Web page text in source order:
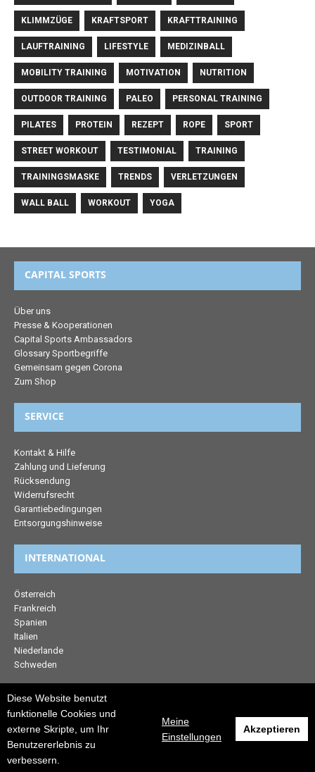
Diese Website benutzt
funktionelle Cookies und
externe Skripte, um Ihr
Benutzererlebnis zu
verbessern.
Meine
Einstellungen
Akzeptieren
KLIMMZÜGE KRAFTSPORT KRAFTTRAINING
LAUFTRAINING LIFESTYLE MEDIZINBALL
MOBILITY TRAINING MOTIVATION NUTRITION
OUTDOOR TRAINING PALEO PERSONAL TRAINING
PILATES PROTEIN REZEPT ROPE SPORT
STREET WORKOUT TESTIMONIAL TRAINING
TRAININGSMASKE TRENDS VERLETZUNGEN
WALL BALL WORKOUT YOGA
CAPITAL SPORTS
Über uns
Presse & Kooperationen
Capital Sports Ambassadors
Glossary Sportbegriffe
Gemeinsam gegen Corona
Zum Shop
SERVICE
Kontakt & Hilfe
Zahlung und Lieferung
Rücksendung
Widerrufsrecht
Garantiebedingungen
Entsorgungshinweise
INTERNATIONAL
Österreich
Frankreich
Spanien
Italien
Niederlande
Schweden
RECHTLICHES
Datenschutz
AGB
Impressum